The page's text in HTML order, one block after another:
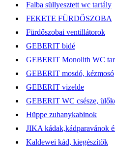
Falba süllyesztett wc tartály
FEKETE FÜRDŐSZOBA
Fürdőszobai ventillátorok
GEBERIT bidé
GEBERIT Monolith WC
GEBERIT mosdó, kézmosó
GEBERIT vizelde
GEBERIT WC csésze,
Hüppe zuhanykabinok
JIKA kádak,kádparavánok
Kaldewei kád, kiegészítők